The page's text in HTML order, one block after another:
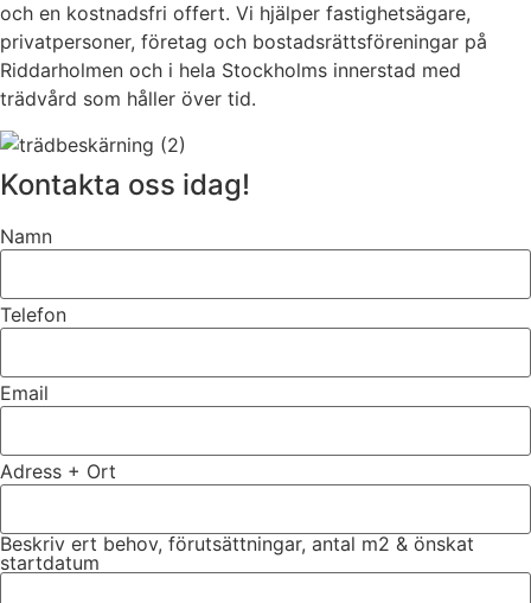
och en kostnadsfri offert. Vi hjälper fastighetsägare,
privatpersoner, företag och bostadsrättsföreningar på
Riddarholmen och i hela Stockholms innerstad med
trädvård som håller över tid.
Kontakta oss idag!
Namn
Telefon
Email
Adress + Ort
Beskriv ert behov, förutsättningar, antal m2 & önskat
startdatum